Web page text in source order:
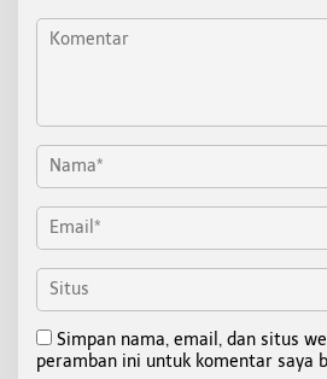
Simpan nama, email, dan situs
peramban ini untuk komentar saya